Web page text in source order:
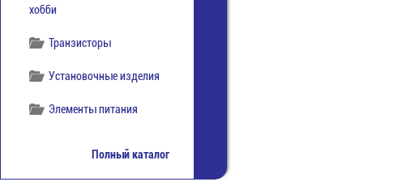
хобби
Транзисторы
Установочные изделия
Элементы питания
Полный каталог